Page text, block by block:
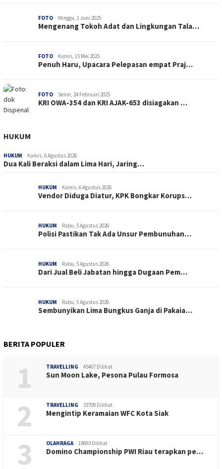
FOTO Minggu, 1 Juni 2025
Mengenang Tokoh Adat dan Lingkungan Tala…
FOTO Kamis, 15 Mei 2025
Penuh Haru, Upacara Pelepasan empat Praj…
FOTO Senin, 24 Februari 2025
KRI OWA-354 dan KRI AJAK-653 disiagakan …
HUKUM
HUKUM Kamis, 6 Agustus 2026
Dua Kali Beraksi dalam Lima Hari, Jaring…
HUKUM Kamis, 6 Agustus 2026
Vendor Diduga Diatur, KPK Bongkar Korups…
HUKUM Rabu, 5 Agustus 2026
Polisi Pastikan Tak Ada Unsur Pembunuhan…
HUKUM Rabu, 5 Agustus 2026
Dari Jual Beli Jabatan hingga Dugaan Pem…
HUKUM Rabu, 5 Agustus 2026
Sembunyikan Lima Bungkus Ganja di Pakaia…
BERITA POPULER
1 TRAVELLING 45467 Dilihat
Sun Moon Lake, Pesona Pulau Formosa
2 TRAVELLING 33709 Dilihat
Mengintip Keramaian WFC Kota Siak
3 OLAHRAGA 19693 Dilihat
Domino Championship PWI Riau terapkan pe…